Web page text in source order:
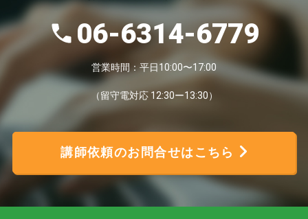
06-6314-6779
営業時間：平日10:00〜17:00
（留守電対応 12:30ー13:30）
講師依頼のお問合せはこちら